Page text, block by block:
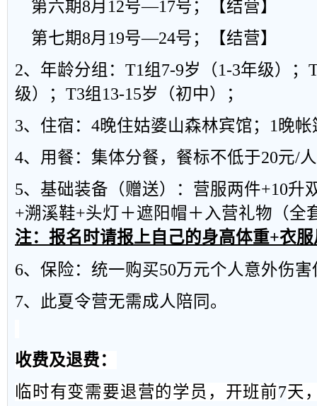
第六期8月 12号—17号；
【结营】
第七期8月 19号—24号；
【结营】
2、年龄分组： T1组 7-9岁（1-3年级）；
级）； T3组 13-15岁（初中）；
3、住宿： 4晚住姑婆山森林宾馆； 1 晚帐
4、用餐：集体分餐，餐标不低于20元/人
5、基础装备 （赠送） ：营服两件+10升
+溯溪鞋+头灯＋遮阳帽＋入营礼物 （全
注：报名时请报上自己的身高体重+衣
6、保险：统一购买50万元个人意外伤害
7、此夏令营无需成人陪同。
收费及退费：
临时有变需要退营的学员，开班前7天